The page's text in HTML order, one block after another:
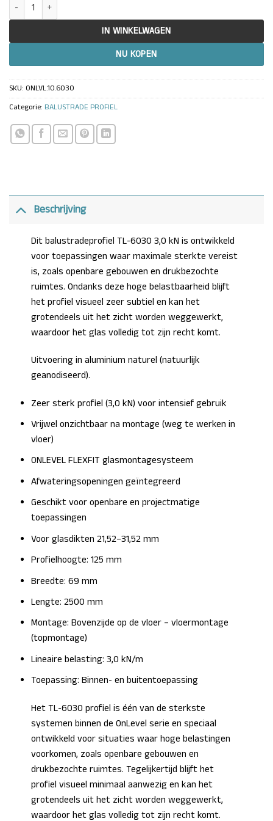
IN WINKELWAGEN
NU KOPEN
SKU: ONLVL.10.6030
Categorie: BALUSTRADE PROFIEL
Beschrijving
Dit balustradeprofiel TL-6030 3,0 kN is ontwikkeld
voor toepassingen waar maximale sterkte vereist
is, zoals openbare gebouwen en drukbezochte
ruimtes. Ondanks deze hoge belastbaarheid blijft
het profiel visueel zeer subtiel en kan het
grotendeels uit het zicht worden weggewerkt,
waardoor het glas volledig tot zijn recht komt.
Uitvoering in aluminium naturel (natuurlijk
geanodiseerd).
Zeer sterk profiel (3,0 kN) voor intensief gebruik
Vrijwel onzichtbaar na montage (weg te werken in
vloer)
ONLEVEL FLEXFIT glasmontagesysteem
Afwateringsopeningen geïntegreerd
Geschikt voor openbare en projectmatige
toepassingen
Voor glasdikten 21,52–31,52 mm
Profielhoogte: 125 mm
Breedte: 69 mm
Lengte: 2500 mm
Montage: Bovenzijde op de vloer – vloermontage
(topmontage)
Lineaire belasting: 3,0 kN/m
Toepassing: Binnen- en buitentoepassing
Het TL-6030 profiel is één van de sterkste
systemen binnen de OnLevel serie en speciaal
ontwikkeld voor situaties waar hoge belastingen
voorkomen, zoals openbare gebouwen en
drukbezochte ruimtes. Tegelijkertijd blijft het
profiel visueel minimaal aanwezig en kan het
grotendeels uit het zicht worden weggewerkt,
waardoor het glas volledig tot zijn recht komt.